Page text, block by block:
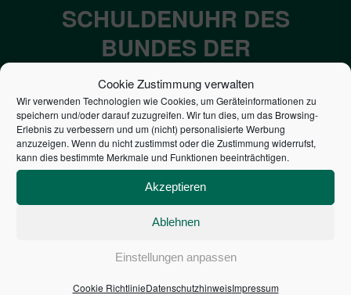
Cookie Zustimmung verwalten
Wir verwenden Technologien wie Cookies, um Geräteinformationen zu
speichern und/oder darauf zuzugreifen. Wir tun dies, um das Browsing-
Erlebnis zu verbessern und um (nicht) personalisierte Werbung
anzuzeigen. Wenn du nicht zustimmst oder die Zustimmung widerrufst,
kann dies bestimmte Merkmale und Funktionen beeinträchtigen.
Akzeptieren
Ablehnen
Einstellungen anpassen
Cookie RichtlinieDatenschutzhinweisImpressum
SCHULDENUHR DES
BUNDES DER
STEUERZAHLER
7,052€
NEUVERSCHULDUNG
PRO SEKUNDE
1,601
ZINSEN
PRO SEKUNDE